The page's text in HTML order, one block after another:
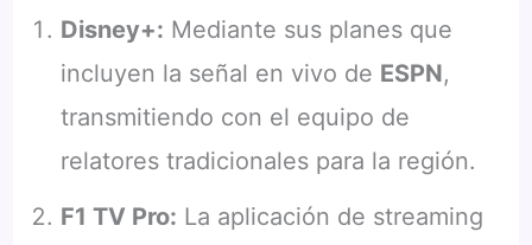
Disney+: Mediante sus planes que
incluyen la señal en vivo de ESPN,
transmitiendo con el equipo de
relatores tradicionales para la región.
F1 TV Pro: La aplicación de streaming